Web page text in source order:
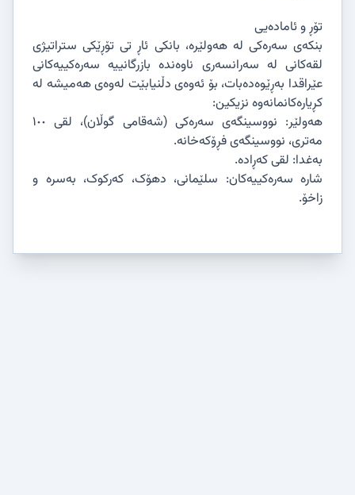
تۆڕ و ئامادەیی
بنکەی سەرەکی لە هەولێرە، بانکی ئاڕ تی تۆڕێکی ستراتیژی
لقەکانی لە سەرانسەری ناوەندە بازرگانییە سەرەکییەکانی
عێراقدا بەڕێوەدەبات، بۆ ئەوەی دڵنیابێت لەوەی هەمیشە لە
کڕیارەکانمانەوە نزیکین:
هەولێر: نووسینگەی سەرەکی (شەقامی گوڵان)، لقی ١٠٠
مەتری، نووسینگەی فڕۆکەخانە.
بەغدا: لقی کەڕادە.
شارە سەرەکییەکان: سلێمانی، دهۆک، کەرکوک، بەسرە و
زاخۆ.